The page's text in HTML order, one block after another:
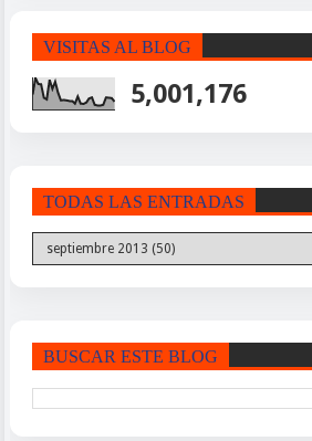
VISITAS AL BLOG
5,001,176
TODAS LAS ENTRADAS
BUSCAR ESTE BLOG